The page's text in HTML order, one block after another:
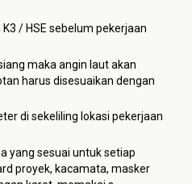
/ HSE sebelum pekerjaan
maka angin laut akan
harus disesuaikan dengan
di sekeliling lokasi pekerjaan
yang sesuai untuk setiap
proyek, kacamata, masker